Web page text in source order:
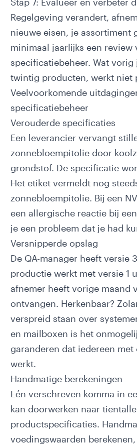
Stap 7: Evalueer en verbeter
Regelgeving verandert,
nieuwe eisen, je assortiment
minimaal jaarlijks een review
specificatiebeheer. Wat vorig
twintig producten, werkt niet
Veelvoorkomende
specificatiebeheer
Verouderde specificaties
Een leverancier vervangt
zonnebloempitolie door
grondstof. De specificatie
Het etiket vermeldt nog
zonnebloempitolie. Bij een
een allergische reactie bij
je een probleem dat je had
Versnipperde opslag
De QA-manager heeft versie
productie werkt met versie 1
afnemer heeft vorige maand
ontvangen. Herkenbaar?
verspreid staan over
en mailboxen is het
garanderen dat iedereen met
werkt.
Handmatige berekeningen
Eén verschreven komma in
kan doorwerken naar
productspecificaties.
voedingswaarden berekenen,